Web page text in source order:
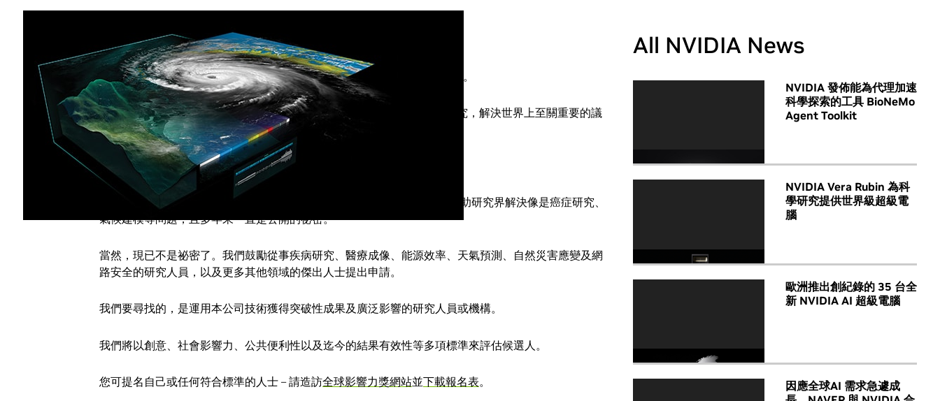
我們不會告訴您如何拯救世界。但我們會建議您利用 GPU 來實現這個目標。
NVIDIA 全球影響力獎現正接受報名。此獎項將提供 150,000 美元資助研究，解決世界上至關重要的議
題。
這是一項重大任務。因此，我們不會限制獎項範疇。
當然，GPU 已拯救了無數電玩遊戲的虛擬世界。這些平行處理單元不斷協助研究界解決像是癌症研究、
氣候建模等問題，且多年來一直是公開的祕密。
當然，現已不是祕密了。我們鼓勵從事疾病研究、醫療成像、能源效率、天氣預測、自然災害應變及網
路安全的研究人員，以及更多其他領域的傑出人士提出申請。
我們要尋找的，是運用本公司技術獲得突破性成果及廣泛影響的研究人員或機構。
我們將以創意、社會影響力、公共便利性以及迄今的結果有效性等多項標準來評估候選人。
您可提名自己或任何符合標準的人士 – 請造訪全球影響力獎網站並下載報名表。
All NVIDIA News
NVIDIA 發佈能為代理加速
科學探索的工具 BioNeMo
Agent Toolkit
NVIDIA Vera Rubin 為科
學研究提供世界級超級電
腦
歐洲推出創紀錄的 35 台全
新 NVIDIA AI 超級電腦
因應全球AI 需求急遽成